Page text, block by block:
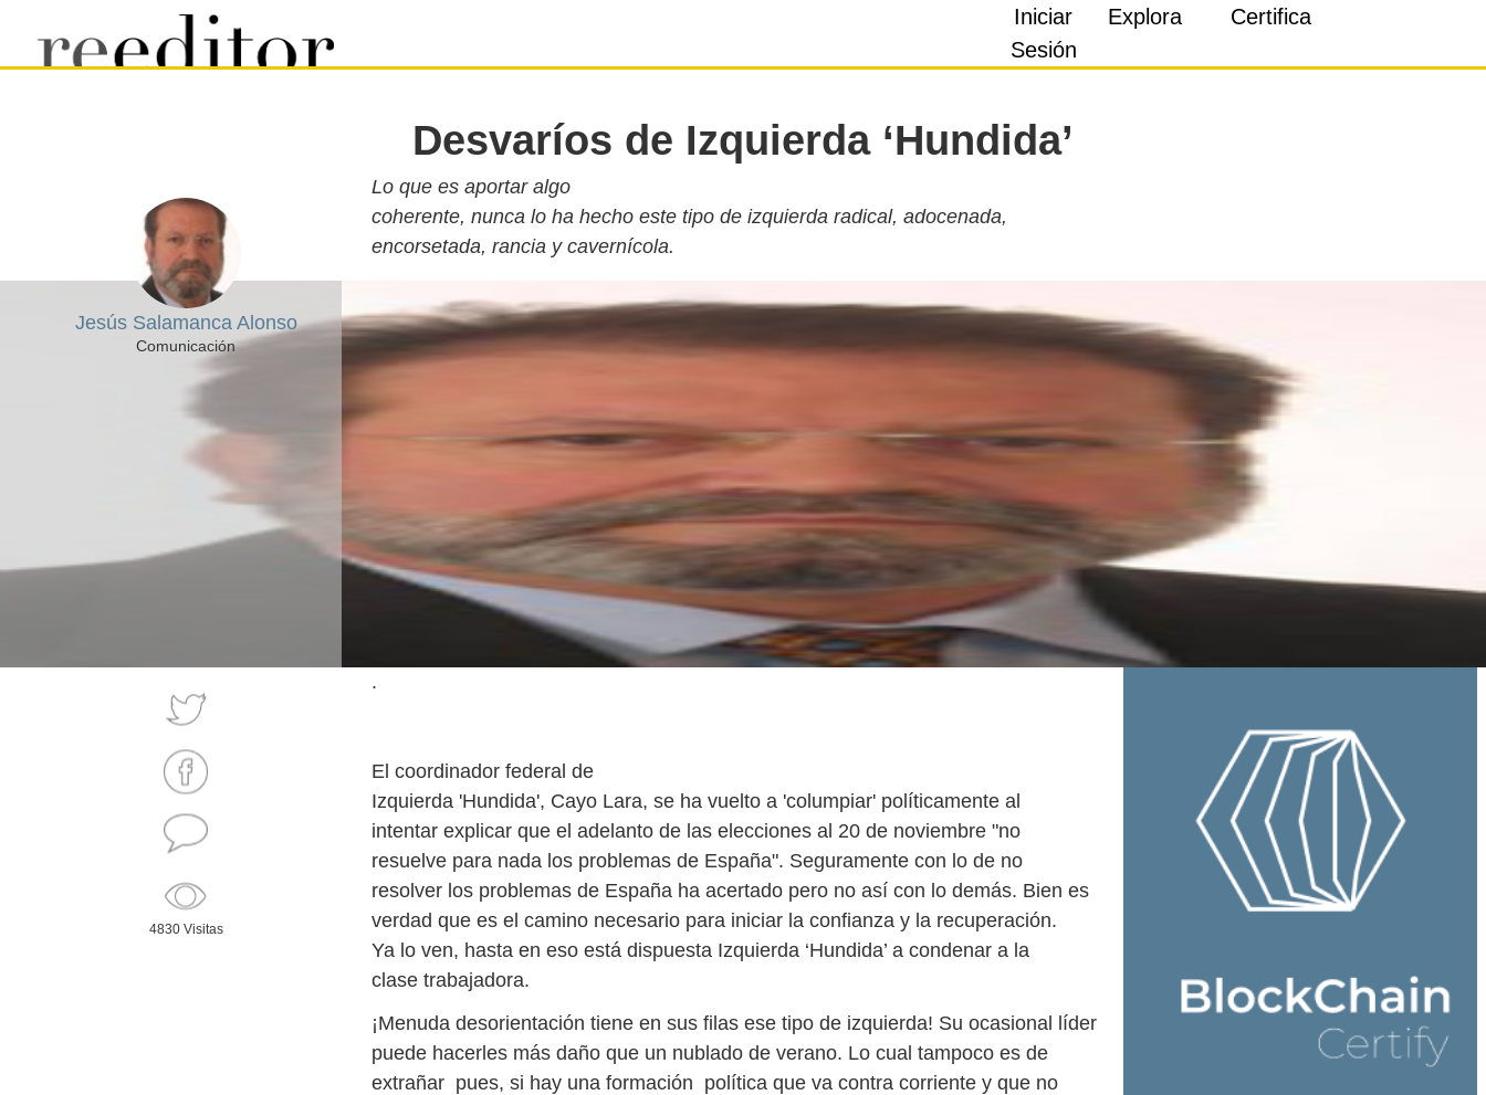
Iniciar
Sesión
Explora Certifica
Jesús Salamanca Alonso
Comunicación
Desvaríos de Izquierda ‘Hundida’
Lo que es aportar algo
coherente, nunca lo ha hecho este tipo de izquierda radical, adocenada,
encorsetada, rancia y cavernícola.
4830 Visitas
.
El coordinador federal de
Izquierda 'Hundida', Cayo Lara, se ha vuelto a 'columpiar' políticamente al
intentar explicar que el adelanto de las elecciones al 20 de noviembre "no
resuelve para nada los problemas de España". Seguramente con lo de no
resolver los problemas de España ha acertado pero no así con lo demás. Bien es
verdad que es el camino necesario para iniciar la confianza y la recuperación.
Ya lo ven, hasta en eso está dispuesta Izquierda ‘Hundida’ a condenar a la
clase trabajadora.
¡Menuda desorientación tiene en sus filas ese tipo de izquierda! Su ocasional líder
puede hacerles más daño que un nublado de verano. Lo cual tampoco es de
extrañar pues, si hay una formación política que va contra corriente y que no